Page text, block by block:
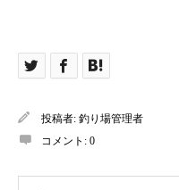
投稿者: 釣り場管理者
コメント: 0